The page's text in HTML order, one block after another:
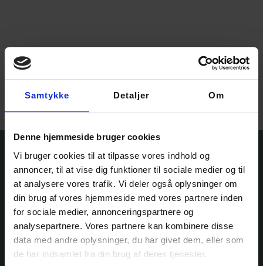
Samtykke Detaljer Om
Denne hjemmeside bruger cookies
Vi bruger cookies til at tilpasse vores indhold og
annoncer, til at vise dig funktioner til sociale medier og til
at analysere vores trafik. Vi deler også oplysninger om
din brug af vores hjemmeside med vores partnere inden
for sociale medier, annonceringspartnere og
analysepartnere. Vores partnere kan kombinere disse
data med andre oplysninger, du har givet dem, eller som
de har indsamlet fra din brug af deres tjenester.
Opskrifter
CHRISTIANSMINDE
TØRKLÆDE –
OPSKRIFT...
30,00kr.
Ole Rømers Vej 60
2630 Taastrup